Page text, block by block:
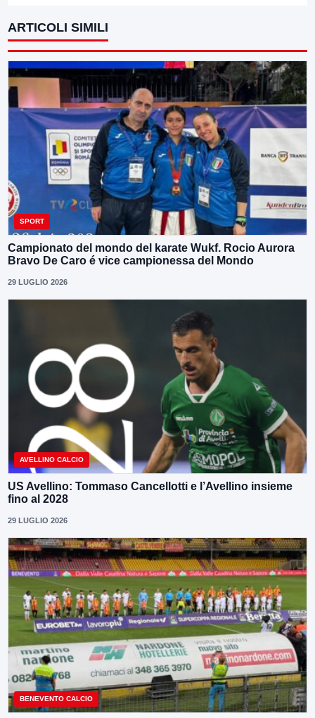
ARTICOLI SIMILI
SPORT
Campionato del mondo del karate Wukf. Rocio Aurora
Bravo De Caro é vice campionessa del Mondo
29 LUGLIO 2026
AVELLINO CALCIO
US Avellino: Tommaso Cancellotti e l’Avellino insieme
fino al 2028
29 LUGLIO 2026
BENEVENTO CALCIO